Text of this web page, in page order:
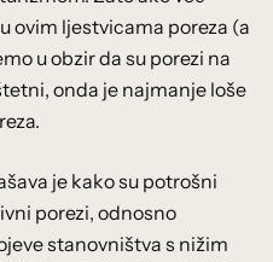
ovim ljestvicama poreza (a
u obzir da su porezi na
onda je najmanje loše
je kako su potrošni
porezi, odnosno
stanovništva s nižim